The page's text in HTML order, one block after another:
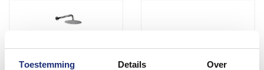
Toestemming Details Over